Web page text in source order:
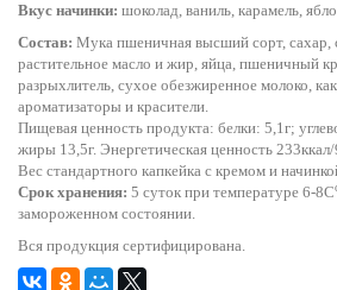
Вкус начинки: шоколад, ваниль, карамель,
Состав: Мука пшеничная высший сорт, сахар,
растительное масло и жир, яйца, пшеничный
разрыхлитель, сухое обезжиренное молоко,
ароматизаторы и красители.
Пищевая ценность продукта: белки: 5,1г;
жиры 13,5г. Энергетическая ценность
Вес стандартного капкейка с кремом и
Срок хранения: 5 суток при температуре 6-8С
замороженном состоянии.
Вся продукция сертифицирована.